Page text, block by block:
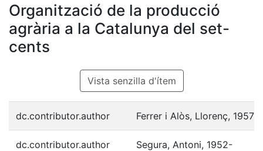
Organització de la producció
agrària a la Catalunya del set-
cents
Vista senzilla d'ítem
dc.contributor.author Ferrer i Alòs, Llorenç, 1957-
dc.contributor.author Segura, Antoni, 1952-